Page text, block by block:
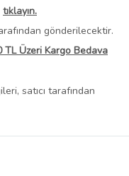
tıklayın.
gönderilecektir.
TL Üzeri Kargo Bedava
satıcı tarafından